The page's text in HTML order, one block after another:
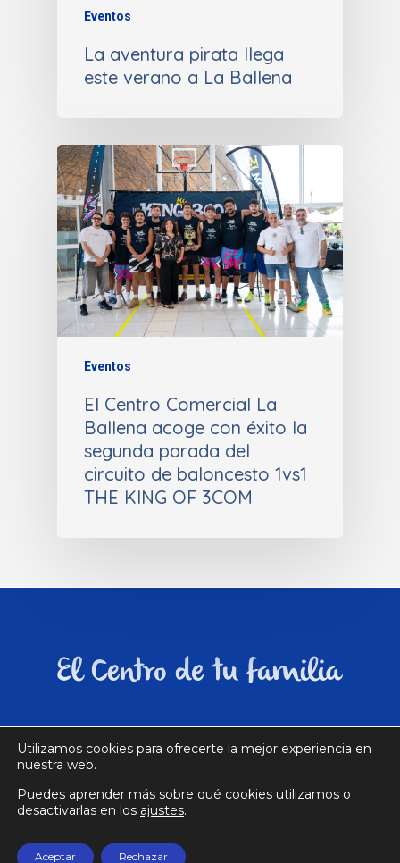
Eventos
La aventura pirata llega
este verano a La Ballena
Eventos
El Centro Comercial La
Ballena acoge con éxito la
segunda parada del
circuito de baloncesto 1vs1
THE KING OF 3COM
de cookies | Desarrollado por 3COM
Utilizamos cookies para ofrecerte la mejor experiencia en
nuestra web.
Puedes aprender más sobre qué cookies utilizamos o
desactivarlas en los ajustes.
Aceptar Rechazar